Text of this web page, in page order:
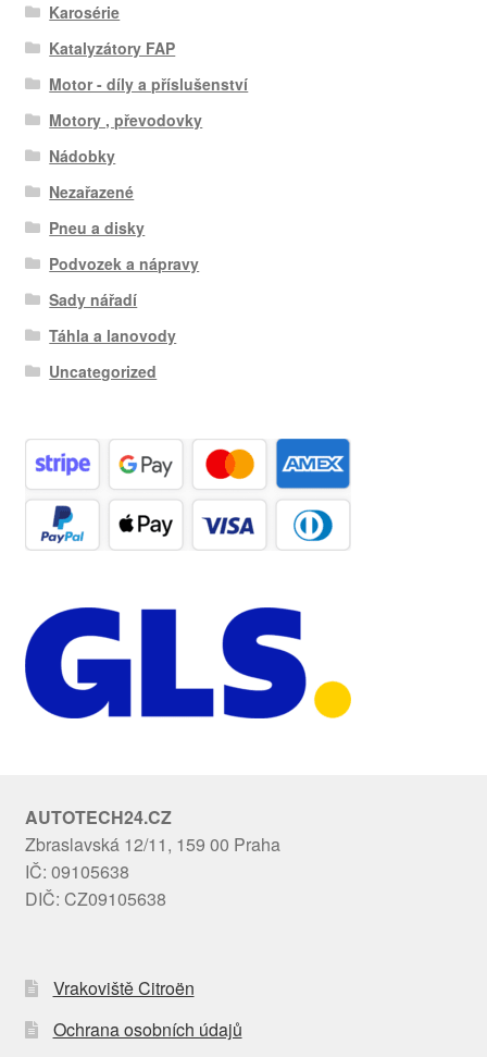
Karosérie
Katalyzátory FAP
Motor - díly a příslušenství
Motory , převodovky
Nádobky
Nezařazené
Pneu a disky
Podvozek a nápravy
Sady nářadí
Táhla a lanovody
Uncategorized
AUTOTECH24.CZ
Zbraslavská 12/11, 159 00 Praha
IČ: 09105638
DIČ: CZ09105638
Vrakoviště Citroën
Ochrana osobních údajů